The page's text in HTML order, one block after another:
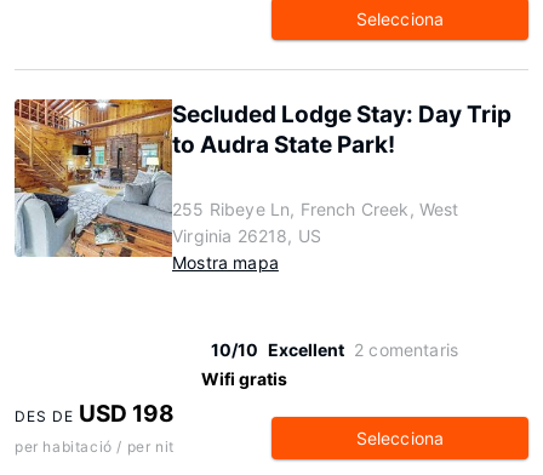
Selecciona
Secluded Lodge Stay: Day Trip
to Audra State Park!
255 Ribeye Ln, French Creek, West
Virginia 26218, US
Mostra mapa
10/10 Excellent 2 comentaris
Wifi gratis
DES DE USD 198
per habitació / per nit Selecciona